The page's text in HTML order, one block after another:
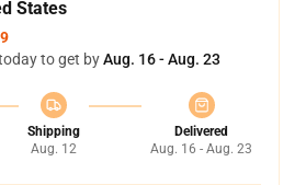
States
to get byAug. 16 - Aug. 23
Shipping
Aug. 12
Delivered
Aug. 16 - Aug. 23